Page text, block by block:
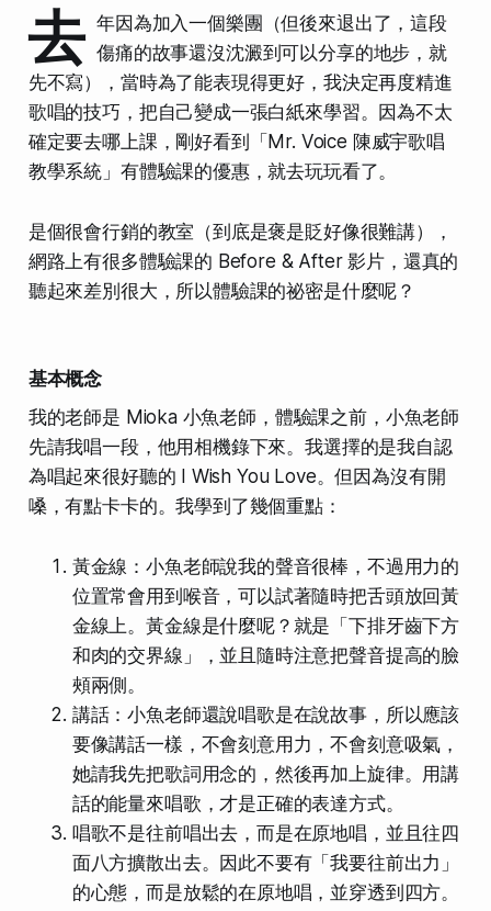
去 年因為加入一個樂團（但後來退出了，這段
傷痛的故事還沒沈澱到可以分享的地步，就
先不寫），當時為了能表現得更好，我決定再度精進
歌唱的技巧，把自己變成一張白紙來學習。因為不太
確定要去哪上課，剛好看到「Mr. Voice 陳威宇歌唱
教學系統」有體驗課的優惠，就去玩玩看了。
是個很會行銷的教室（到底是褒是貶好像很難講），
網路上有很多體驗課的 Before & After 影片，還真的
聽起來差別很大，所以體驗課的祕密是什麼呢？
基本概念
我的老師是 Mioka 小魚老師，體驗課之前，小魚老師
先請我唱一段，他用相機錄下來。我選擇的是我自認
為唱起來很好聽的 I Wish You Love。但因為沒有開
嗓，有點卡卡的。我學到了幾個重點：
黃金線：小魚老師說我的聲音很棒，不過用力的
位置常會用到喉音，可以試著隨時把舌頭放回黃
金線上。黃金線是什麼呢？就是「下排牙齒下方
和肉的交界線」，並且隨時注意把聲音提高的臉
頰兩側。
講話：小魚老師還說唱歌是在說故事，所以應該
要像講話一樣，不會刻意用力，不會刻意吸氣，
她請我先把歌詞用念的，然後再加上旋律。用講
話的能量來唱歌，才是正確的表達方式。
唱歌不是往前唱出去，而是在原地唱，並且往四
面八方擴散出去。因此不要有「我要往前出力」
的心態，而是放鬆的在原地唱，並穿透到四方。